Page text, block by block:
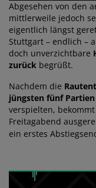
Abgesehen von den
mittlerweile jedoch
eigentlich längst
Stuttgart – endlich –
doch unverzichtbare
zurück begrüßt.
Nachdem die
jüngsten fünf Partien
verspielten,
Freitagabend
ein erstes